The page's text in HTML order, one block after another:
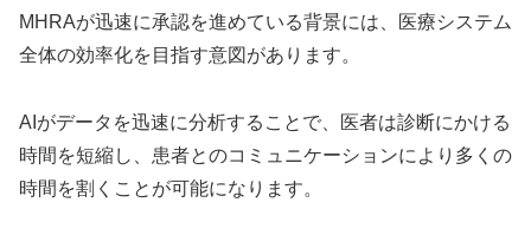
MHRAが迅速に承認を進めている背景には、医療システム
全体の効率化を目指す意図があります。
AIがデータを迅速に分析することで、医者は診断にかける
時間を短縮し、患者とのコミュニケーションにより多くの
時間を割くことが可能になります。